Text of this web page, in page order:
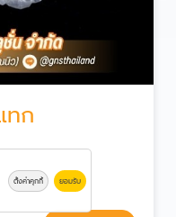
ทก
ตั้งค่าคุกกี้ ยอมรับ